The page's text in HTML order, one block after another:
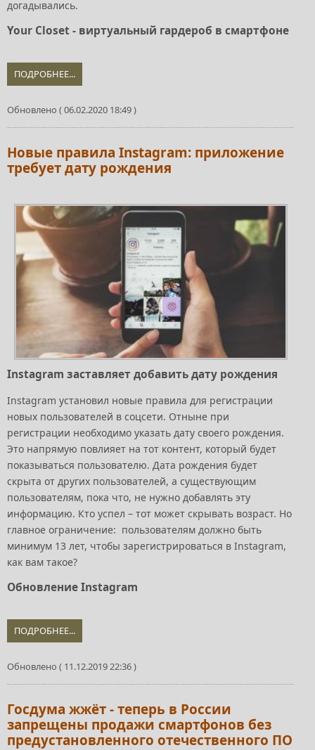
догадывались.
Your Closet - виртуальный гардероб в смартфоне
ПОДРОБНЕЕ...
Обновлено ( 06.02.2020 18:49 )
Новые правила Instagram: приложение
требует дату рождения
Instagram заставляет добавить дату рождения
Instagram установил новые правила для регистрации
новых пользователей в соцсети. Отныне при
регистрации необходимо указать дату своего рождения.
Это напрямую повлияет на тот контент, который будет
показываться пользователю. Дата рождения будет
скрыта от других пользователей, а существующим
пользователям, пока что, не нужно добавлять эту
информацию. Кто успел – тот может скрывать возраст. Но
главное ограничение: пользователям должно быть
минимум 13 лет, чтобы зарегистрироваться в Instagram,
как вам такое?
Обновление Instagram
ПОДРОБНЕЕ...
Обновлено ( 11.12.2019 22:36 )
Госдума жжёт - теперь в России
запрещены продажи смартфонов без
предустановленного отечественного ПО